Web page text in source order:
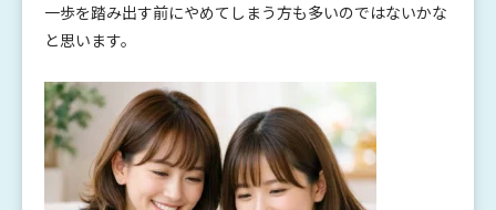
一歩を踏み出す前にやめてしまう方も多いのではないかな
と思います。